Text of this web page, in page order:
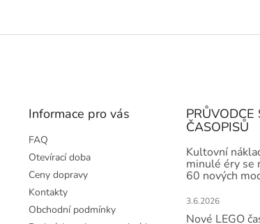
Informace pro vás
FAQ
Otevírací doba
Ceny dopravy
Kontakty
Obchodní podmínky
PRŮVODCE
ČASOPISŮ
Kultovní
minulé éry se
60 nových
3.6.2026
Nové LEGO